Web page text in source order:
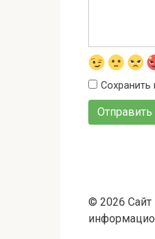
© 2026 Сайт